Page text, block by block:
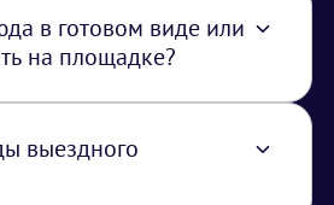
в готовом виде или
на площадке?
главное, чтобы было
на готовку
открытого дыма
выездного